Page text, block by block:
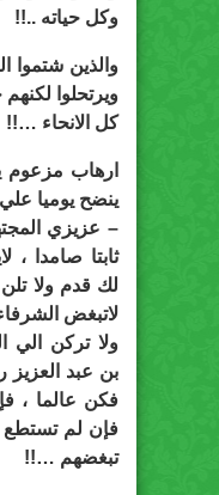
وكل حياته ..!!
والذين شتموا
ويرتحلوا
كل الانحاء …!!
ارهاب مزعوم
ينضح يوميا
– عزيزي
ثابتا صامدا ،
لك قدم ولا
لاتبغض
ولا تركن الي
بن عبد
فكن عالما ،
فإن لم تستطع
تبغضهم …!!